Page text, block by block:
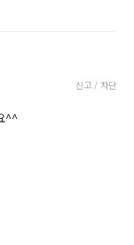
신고 / 차단
^^